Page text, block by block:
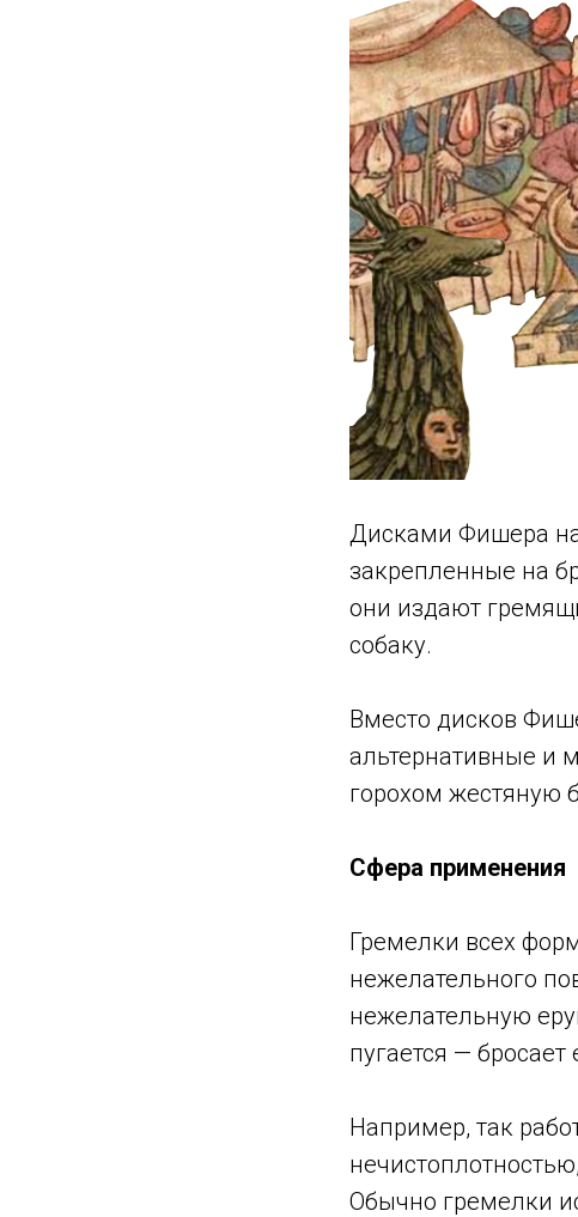
Дисками Фишера
закрепленные на
они издают
собаку.
Вместо дисков
альтернативные и
горохом жестяную
Сфера применения
Гремелки всех
нежелательного
нежелательную
пугается —
Например, так
Обычно гремелки